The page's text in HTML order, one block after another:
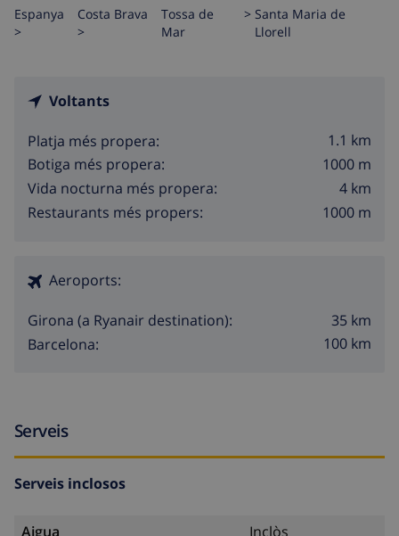
Espanya
>
Costa Brava
>
Tossa de
Mar
> Santa Maria de
Llorell
Voltants
Platja més propera:
1.1 km
Botiga més propera:
1000 m
Vida nocturna més propera:
4 km
Restaurants més propers:
1000 m
Aeroports:
Girona (a Ryanair destination):
35 km
Barcelona:
100 km
Serveis
Serveis inclosos
Aigua Inclòs